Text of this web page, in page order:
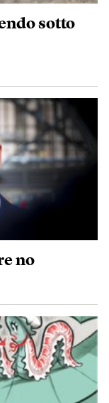
sotto
no